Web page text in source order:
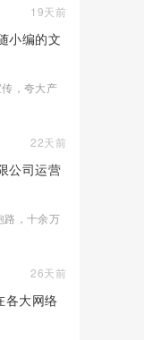
19天前
小编的文
，夸大产
22天前
公司运营
路，十余万
26天前
各大网络